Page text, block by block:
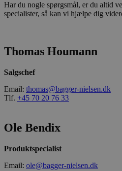
Har du nogle spørgsmål, er du altid
specialister, så kan vi hjælpe dig
Thomas Houmann
Salgschef
Email: thomas@bagger-nielsen.dk
Tlf. +45 70 20 76 33
Ole Bendix
Produktspecialist
Email: ole@bagger-nielsen.dk